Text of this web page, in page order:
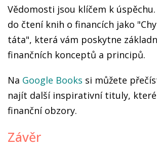
Vědomosti jsou klíčem k
do čtení knih o financích jako
táta", která vám poskytne
finančních konceptů a principů.
Na Google Books si můžete
najít další inspirativní tituly, které
finanční obzory.
Závěr